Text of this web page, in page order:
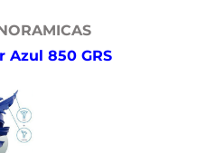
Azul 850 GRS